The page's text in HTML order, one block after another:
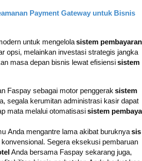
Payment Gateway untuk Bisnis
untuk mengelolasistem pembayaran
opsi, melainkan investasi strategis jangka
masa depan bisnis lewat efisiensisistem
Faspay sebagai motor penggerak sistem
segala kerumitan administrasi kasir dapat
mata melalui otomatisasisistem pembaya
Anda mengantre lama akibat buruknyasis
konvensional. Segera eksekusi pembaruan
Anda bersama Faspay sekarang juga,